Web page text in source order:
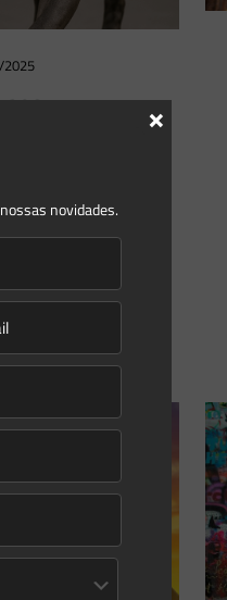
Decreto n°
pelo governador de
o Decreto n°
n° 14.204/2007[…]
0 Read more
novidades.
×